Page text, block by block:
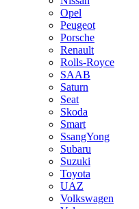
Opel
Peugeot
Porsche
Renault
Rolls-Royce
SAAB
Saturn
Seat
Skoda
Smart
SsangYong
Subaru
Suzuki
Toyota
UAZ
Volkswagen